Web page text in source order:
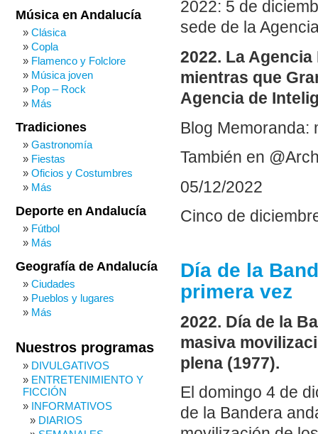
2022: 5 de
sede de la
2022. La
mientras que
Agencia de
Blog Memoranda:
También en
05/12/2022
Cinco de
Día de la
primera vez
2022. Día de la
masiva
plena (1977).
El domingo 4 de
de la Bandera
Música en Andalucía
Clásica
Copla
Flamenco y Folclore
Música joven
Pop – Rock
Más
Tradiciones
Gastronomía
Fiestas
Oficios y Costumbres
Más
Deporte en Andalucía
Fútbol
Más
Geografía de Andalucía
Ciudades
Pueblos y lugares
Más
Nuestros programas
DIVULGATIVOS
ENTRETENIMIENTO Y
FICCIÓN
INFORMATIVOS
DIARIOS